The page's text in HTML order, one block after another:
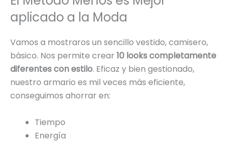
aplicado a la Moda
Vamos a mostraros un sencillo vestido, camisero,
básico. Nos permite crear 10 looks completamente
diferentes con estilo. Eficaz y bien gestionado,
nuestro armario es mil veces más eficiente,
conseguimos ahorrar en:
Tiempo
Energía